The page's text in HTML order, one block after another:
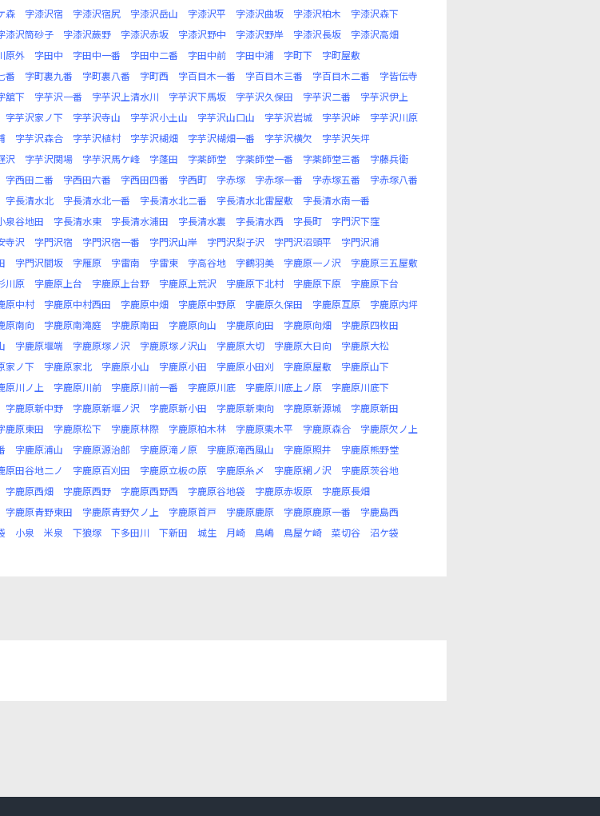
森 字漆沢宿 字漆沢宿尻 字漆沢岳山 字漆沢平 字漆沢曲坂 字漆沢柏木
字漆沢森下
漆沢筒砂子 字漆沢蕨野 字漆沢赤坂 字漆沢野中 字漆沢野岸 字漆沢長坂
字漆沢高畑
原外 字田中 字田中一番 字田中二番 字田中前 字田中浦 字町下
字町屋敷
番 字町裏九番 字町裏八番 字町西 字百目木一番 字百目木三番 字百目木二番
字皆伝寺
舘下 字芋沢一番 字芋沢上清水川 字芋沢下馬坂 字芋沢久保田 字芋沢二番
字芋沢伊上
字芋沢家ノ下 字芋沢寺山 字芋沢小土山 字芋沢山口山 字芋沢岩城 字芋沢峠
字芋沢川原
字芋沢森合 字芋沢植村 字芋沢楜畑 字芋沢楜畑一番 字芋沢横欠
字芋沢矢坪
沢 字芋沢関場 字芋沢馬ケ峰 字蓬田 字薬師堂 字薬師堂一番 字薬師堂三番
字藤兵衛
字西田二番 字西田六番 字西田四番 字西町 字赤塚 字赤塚一番 字赤塚五番
字赤塚八番
字長清水北 字長清水北一番 字長清水北二番 字長清水北雷屋敷
字長清水南一番
泉谷地田 字長清水東 字長清水浦田 字長清水裏 字長清水西 字長町
字門沢下窪
寺沢 字門沢宿 字門沢宿一番 字門沢山岸 字門沢梨子沢 字門沢沼頭平
字門沢浦
字門沢間坂 字雁原 字雷南 字雷東 字高谷地 字鶴羽美 字鹿原一ノ沢
字鹿原三五屋敷
川原 字鹿原上台 字鹿原上台野 字鹿原上荒沢 字鹿原下北村 字鹿原下原
字鹿原下台
原中村 字鹿原中村西田 字鹿原中畑 字鹿原中野原 字鹿原久保田 字鹿原互原
字鹿原内坪
原南向 字鹿原南滝庭 字鹿原南田 字鹿原向山 字鹿原向田 字鹿原向畑
字鹿原四枚田
字鹿原堰端 字鹿原塚ノ沢 字鹿原塚ノ沢山 字鹿原大切 字鹿原大日向
字鹿原大松
家ノ下 字鹿原家北 字鹿原小山 字鹿原小田 字鹿原小田刈 字鹿原屋敷
字鹿原山下
原川ノ上 字鹿原川前 字鹿原川前一番 字鹿原川底 字鹿原川底上ノ原
字鹿原川底下
字鹿原新中野 字鹿原新堰ノ沢 字鹿原新小田 字鹿原新東向 字鹿原新源城
字鹿原新田
鹿原東田 字鹿原松下 字鹿原林際 字鹿原柏木林 字鹿原栗木平 字鹿原森合
字鹿原欠ノ上
字鹿原浦山 字鹿原源治郎 字鹿原滝ノ原 字鹿原滝西風山 字鹿原照井
字鹿原熊野堂
原田谷地二ノ 字鹿原百刈田 字鹿原立板の原 字鹿原糸〆 字鹿原網ノ沢
字鹿原茨谷地
字鹿原西畑 字鹿原西野 字鹿原西野西 字鹿原谷地袋 字鹿原赤坂原
字鹿原長畑
字鹿原青野東田 字鹿原青野欠ノ上 字鹿原首戸 字鹿原鹿原 字鹿原鹿原一番
字鹿島西
小泉 米泉 下狼塚 下多田川 下新田 城生 月崎 鳥嶋 鳥屋ケ崎 菜切谷
沼ケ袋